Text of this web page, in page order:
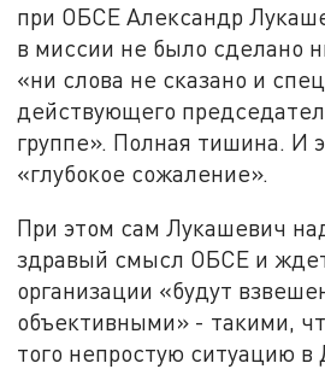
при ОБСЕ Александр
в миссии не было сделано
«ни слова не сказано и
действующего
группе». Полная тишина. И
«глубокое сожаление».
При этом сам Лукашевич
здравый смысл ОБСЕ и
организации «будут
объективными» - такими,
того непростую ситуацию в